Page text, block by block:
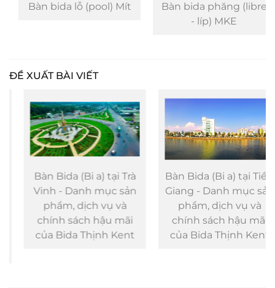
Bàn bida lỗ (pool) Mít
Bàn bida phăng (libre
- líp) MKE
ĐỀ XUẤT BÀI VIẾT
Bàn Bida (Bi a) tại Trà
Vinh - Danh mục sản
phẩm, dịch vụ và
chính sách hậu mãi
của Bida Thịnh Kent
Bàn Bida (Bi a) tại Tiền
Giang - Danh mục sản
phẩm, dịch vụ và
chính sách hậu mãi
của Bida Thịnh Kent